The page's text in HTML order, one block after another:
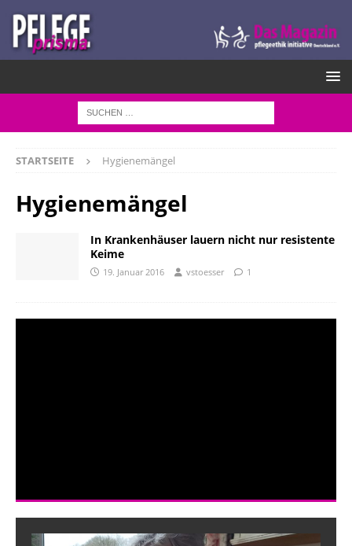
STARTSEITE Hygienemängel
Hygienemängel
In Krankenhäuser lauern nicht nur resistente
Keime
19. Januar 2016 vstoesser 1